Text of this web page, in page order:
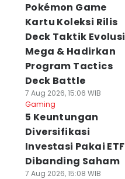
Pokémon Game
Kartu Koleksi Rilis
Deck Taktik Evolusi
Mega & Hadirkan
Program Tactics
Deck Battle
7 Aug 2026, 15:06 WIB
Gaming
5 Keuntungan
Diversifikasi
Investasi Pakai ETF
Dibanding Saham
7 Aug 2026, 15:08 WIB